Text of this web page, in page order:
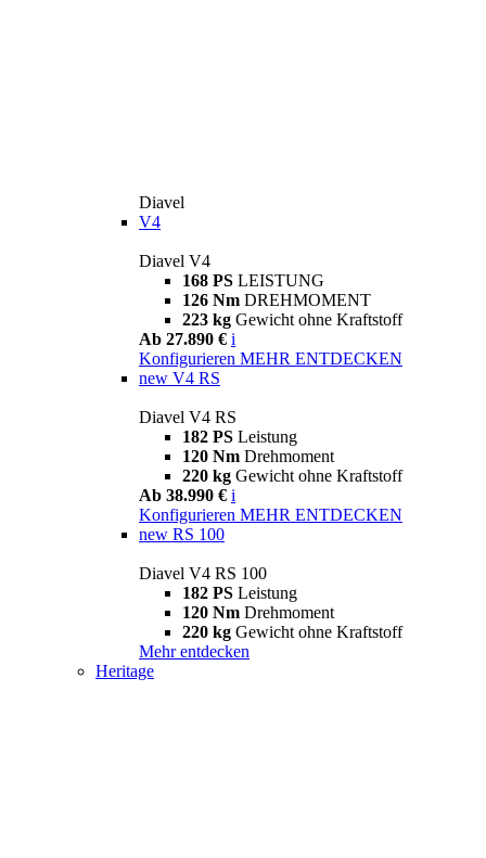
Diavel
V4
Diavel V4
168 PS LEISTUNG
126 Nm DREHMOMENT
223 kg Gewicht ohne Kraftstoff
Ab 27.890 € i
Konfigurieren MEHR ENTDECKEN
new V4 RS
Diavel V4 RS
182 PS Leistung
120 Nm Drehmoment
220 kg Gewicht ohne Kraftstoff
Ab 38.990 € i
Konfigurieren MEHR ENTDECKEN
new RS 100
Diavel V4 RS 100
182 PS Leistung
120 Nm Drehmoment
220 kg Gewicht ohne Kraftstoff
Mehr entdecken
Heritage